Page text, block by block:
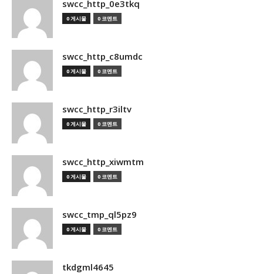
swcc_http_0e3tkq
0 게시물 0 코멘트
swcc_http_c8umdc
0 게시물 0 코멘트
swcc_http_r3iltv
0 게시물 0 코멘트
swcc_http_xiwmtm
0 게시물 0 코멘트
swcc_tmp_ql5pz9
0 게시물 0 코멘트
tkdgml4645